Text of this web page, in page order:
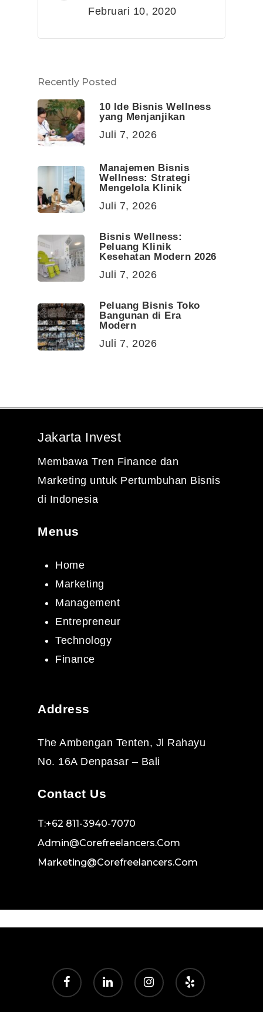
Februari 10, 2020
Recently Posted
10 Ide Bisnis Wellness
yang Menjanjikan
Juli 7, 2026
Manajemen Bisnis
Wellness: Strategi
Mengelola Klinik
Juli 7, 2026
Bisnis Wellness:
Peluang Klinik
Kesehatan Modern 2026
Juli 7, 2026
Peluang Bisnis Toko
Bangunan di Era
Modern
Juli 7, 2026
Jakarta Invest
Membawa Tren Finance dan
Marketing untuk Pertumbuhan Bisnis
di Indonesia
Menus
Home
Marketing
Management
Entrepreneur
Technology
Finance
Address
The Ambengan Tenten, Jl Rahayu
No. 16A Denpasar – Bali
Contact Us
T:+62 811-3940-7070
Admin@corefreelancers.com
Marketing@corefreelancers.com
facebook linkedin instagram yelp